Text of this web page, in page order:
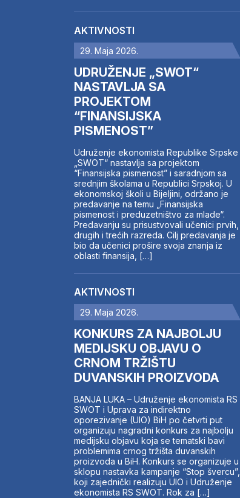
AKTIVNOSTI
29. Maja 2026.
UDRUŽENJE „SWOT“
NASTAVLJA SA
PROJEKTOM
“FINANSIJSKA
PISMENOST”
Udruženje ekonomista Republike Srpske
„SWOT“ nastavlja sa projektom
“Finansijska pismenost” i saradnjom sa
srednjim školama u Republici Srpskoj. U
ekonomskoj školi u Bijeljini, održano je
predavanje na temu „Finansijska
pismenost i preduzetništvo za mlade“.
Predavanju su prisustvovali učenici prvih,
drugih i trećih razreda. Cilj predavanja je
bio da učenici prošire svoja znanja iz
oblasti finansija, […]
AKTIVNOSTI
29. Maja 2026.
KONKURS ZA NAJBOLJU
MEDIJSKU OBJAVU O
CRNOM TRŽIŠTU
DUVANSKIH PROIZVODA
BANJA LUKA – Udruženje ekonomista RS
SWOT i Uprava za indirektno
oporezivanje (UIO) BiH po četvrti put
organizuju nagradni konkurs za najbolju
medijsku objavu koja se tematski bavi
problemima crnog tržišta duvanskih
proizvoda u BiH. Konkurs se organizuje u
sklopu nastavka kampanje “Stop švercu”,
koji zajednički realizuju UIO i Udruženje
ekonomista RS SWOT. Rok za […]